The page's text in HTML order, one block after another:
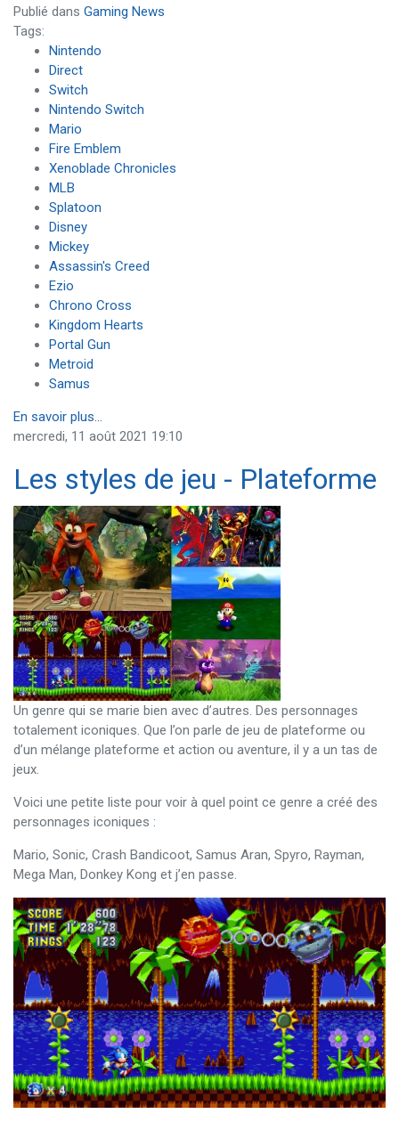
Publié dans Gaming News
Tags:
Nintendo
Direct
Switch
Nintendo Switch
Mario
Fire Emblem
Xenoblade Chronicles
MLB
Splatoon
Disney
Mickey
Assassin's Creed
Ezio
Chrono Cross
Kingdom Hearts
Portal Gun
Metroid
Samus
En savoir plus...
mercredi, 11 août 2021 19:10
Les styles de jeu - Plateforme
Un genre qui se marie bien avec d’autres. Des personnages
totalement iconiques. Que l’on parle de jeu de plateforme ou
d’un mélange plateforme et action ou aventure, il y a un tas de
jeux.
Voici une petite liste pour voir à quel point ce genre a créé des
personnages iconiques :
Mario, Sonic, Crash Bandicoot, Samus Aran, Spyro, Rayman,
Mega Man, Donkey Kong et j’en passe.